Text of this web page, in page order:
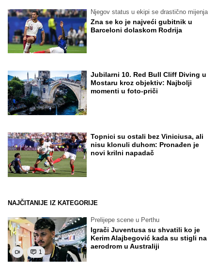
Njegov status u ekipi se drastično mijenja
Zna se ko je najveći gubitnik u
Barceloni dolaskom Rodrija
Jubilarni 10. Red Bull Cliff Diving u
Mostaru kroz objektiv: Najbolji
momenti u foto-priči
Topnici su ostali bez Viniciusa, ali
nisu klonuli duhom: Pronađen je
novi krilni napadač
NAJČITANIJE IZ KATEGORIJE
1
Prelijepe scene u Perthu
Igrači Juventusa su shvatili ko je
Kerim Alajbegović kada su stigli na
aerodrom u Australiji